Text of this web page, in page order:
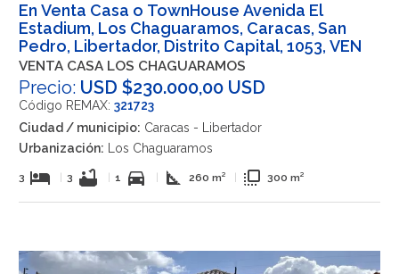
En Venta Casa o TownHouse Avenida El
Estadium, Los Chaguaramos, Caracas, San
Pedro, Libertador, Distrito Capital, 1053, VEN
VENTA CASA LOS CHAGUARAMOS
Precio: USD $230.000,00 USD
Código REMAX: 321723
Ciudad / municipio: Caracas - Libertador
Urbanización: Los Chaguaramos
3 hotel 3 bathtub 1 directions_car square_foot 260 m² flip_to_front 300 m²